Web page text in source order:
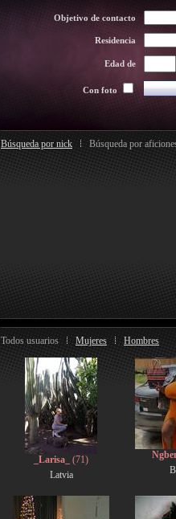
Objetivo de contacto
Residencia
Edad de
Con foto
Búsqueda por nick Búsqueda por
Todos usuarios Mujeres Hombres
_Larisa_
(71)
Latvia